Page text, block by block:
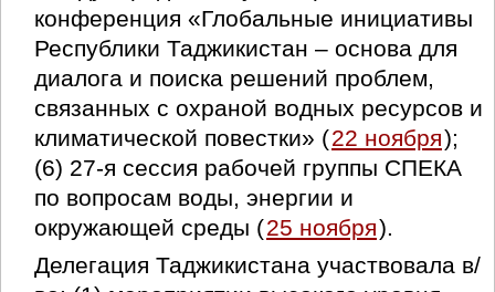
конференция «Глобальные инициативы
Республики Таджикистан – основа для
диалога и поиска решений проблем,
связанных с охраной водных ресурсов и
климатической повестки» (22 ноября);
(6) 27-я сессия рабочей группы СПЕКА
по вопросам воды, энергии и
окружающей среды (25 ноября).
Делегация Таджикистана участвовала в/